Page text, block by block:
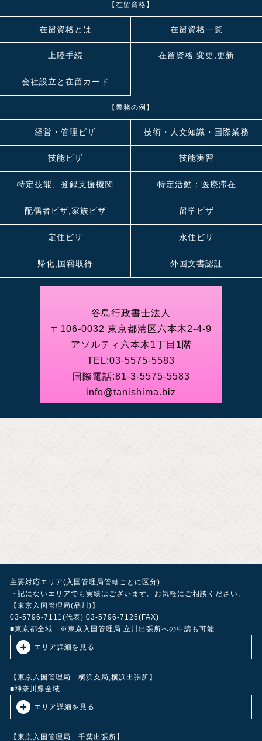
【在留資格】
在留資格とは 在留資格一覧
上陸手続 在留資格 変更,更新
会社設立と在留カード
【業務の例】
経営・管理ビザ 技術・人文知識・国際業務
技能ビザ 技能実習
特定技能、登録支援機関 特定活動：医療滞在
配偶者ビザ,家族ビザ 留学ビザ
定住ビザ 永住ビザ
帰化,国籍取得 外国文書認証
谷島行政書士法人
〒106-0032 東京都港区六本木2-4-9
アソルティ六本木1丁目1階
TEL:03-5575-5583
国際電話:81-3-5575-5583
info@tanishima.biz
主要対応エリア(入国管理局管轄ごとに区分)
下記にないエリアでも実績はございます。お気軽にご相談ください。
【東京入国管理局(品川)】
03-5796-7111(代表) 03-5796-7125(FAX)
■東京都全域 ※東京入国管理局 立川出張所への申請も可能
エリア詳細を見る
区・江東区・品川区・渋谷区・新宿区・杉並区・墨田区・世田谷区・
台東区・中央区・千代田区・豊島区・中野区・練馬区・文京区・港
区・目黒区） 昭島市、あきる野市、 稲城市、 青梅市、 奥多摩町、 清
瀬市、 国立市、 小金井市、 国分寺市、 小平市、 狛江市、 立川市、
山市、 東大和市、 日野市、 日の出町、 檜原村、 府中市、 福生市、
【東京入国管理局 横浜支局,横浜出張所】
■神奈川県全域
エリア詳細を見る
区・泉区・旭区・瀬谷区・港北区・都筑区・緑区・青葉区・鶴見区・
【東京入国管理局 千葉出張所】